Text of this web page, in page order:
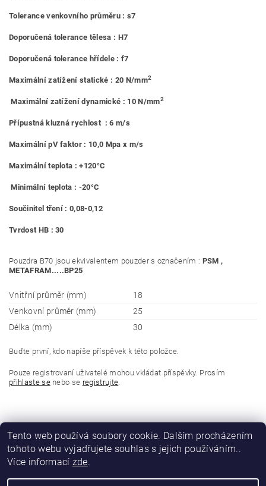
Tolerance venkovního průměru : s7
Doporučená tolerance tělesa : H7
Doporučená tolerance hřídele : f7
Maximální zatížení statické : 20 N/mm2
Maximální zatížení dynamické : 10 N/mm2
Přípustná kluzná rychlost : 6 m/s
Maximální pV faktor : 10,0 Mpa x m/s
Maximální teplota : +120°C
Minimální teplota : -20°C
Součinitel tření : 0,08-0,12
Tvrdost HB : 30
Pouzdra B70 jsou ekvivalentem pouzder s označením : PSM ,
METAFRAM.....BP25
Vnitřní průměr (mm)
18
Venkovní průměr (mm)
25
Délka (mm)
30
Buďte první, kdo napíše příspěvek k této položce.
Pouze registrovaní uživatelé mohou vkládat příspěvky. Prosím
přihlaste senebo se registrujte.
Tento web používá soubory cookie. Dalším procházením
tohoto webu vyjadřujete souhlas s jejich používáním..
Více informací zde.